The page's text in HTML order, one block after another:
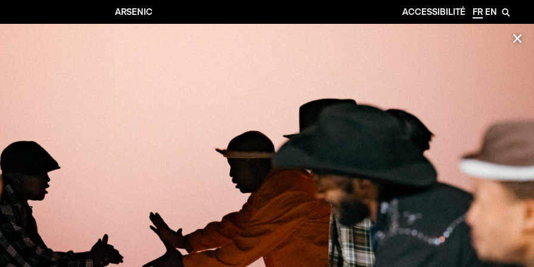
ARSENIC ACCESSIBILITÉ FR EN 🔎
✕